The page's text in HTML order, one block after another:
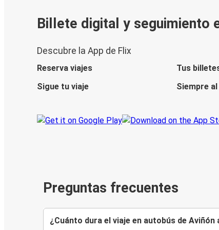
Billete digital y seguimiento
Descubre la App de Flix
Reserva viajes
Tus
Sigue tu viaje
Siempre
Preguntas frecuentes
¿Cuánto dura el viaje en autobús de Aviñón